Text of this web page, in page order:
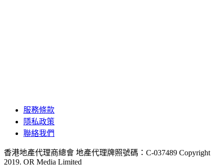
服務條款
隱私政策
聯絡我們
香港地產代理商總會 地產代理牌照號碼：C-037489 Copyright
2019. OR Media Limited